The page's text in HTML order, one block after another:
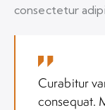
consectetur
Curabitur
consequat.